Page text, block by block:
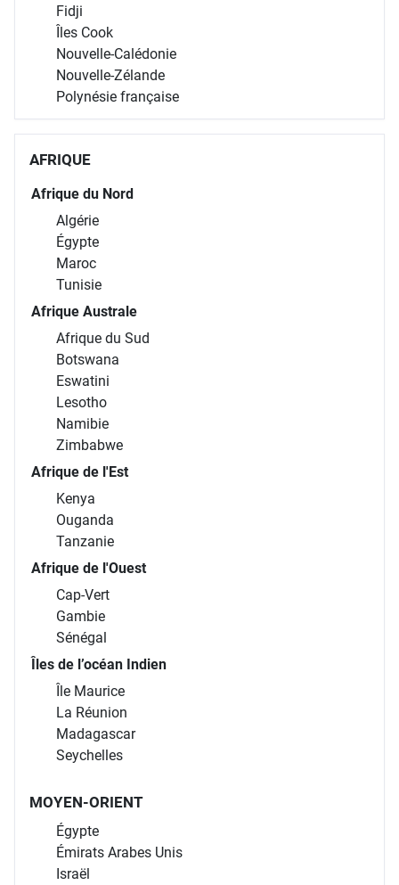
Fidji
Îles Cook
Nouvelle-Calédonie
Nouvelle-Zélande
Polynésie française
AFRIQUE
Afrique du Nord
Algérie
Égypte
Maroc
Tunisie
Afrique Australe
Afrique du Sud
Botswana
Eswatini
Lesotho
Namibie
Zimbabwe
Afrique de l'Est
Kenya
Ouganda
Tanzanie
Afrique de l'Ouest
Cap-Vert
Gambie
Sénégal
Îles de l’océan Indien
Île Maurice
La Réunion
Madagascar
Seychelles
MOYEN-ORIENT
Égypte
Émirats Arabes Unis
Israël